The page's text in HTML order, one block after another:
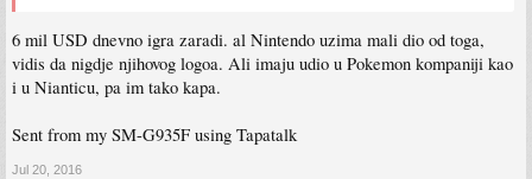
6 mil USD dnevno igra zaradi. al Nintendo uzima mali dio od toga,
vidis da nigdje njihovog logoa. Ali imaju udio u Pokemon kompaniji kao
i u Nianticu, pa im tako kapa.
Sent from my SM-G935F using Tapatalk
Jul 20, 2016